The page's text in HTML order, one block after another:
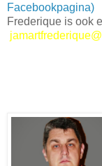
Facebookpagina)
Frederique is ook